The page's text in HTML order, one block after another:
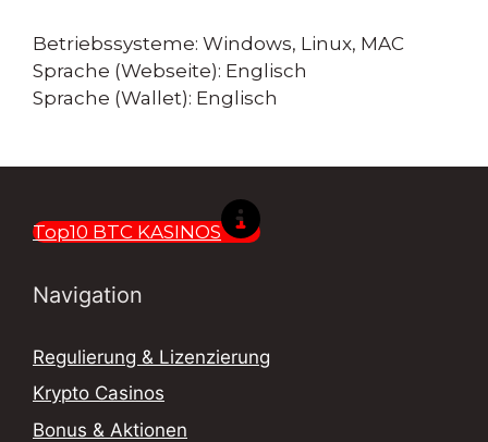
Betriebssysteme: Windows, Linux, MAC
Sprache (Webseite): Englisch
Sprache (Wallet): Englisch
Top10 BTC KASINOS
Navigation
Regulierung & Lizenzierung
Krypto Casinos
Bonus & Aktionen